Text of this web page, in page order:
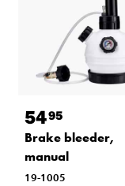
5495
Brake bleeder,
manual
19-1005